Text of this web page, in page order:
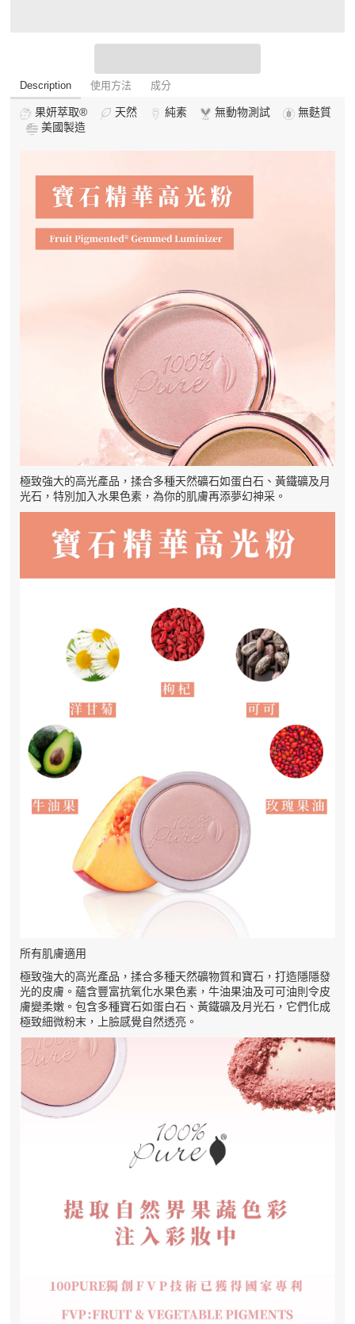
Description 使用方法 成分
果妍萃取® 天然 純素 無動物測試
無麩質
美國製造
極致強大的高光產品，揉合多種天然礦石如蛋白石、黃鐵礦及月
光石，特別加入水果色素，為你的肌膚再添夢幻神采。
所有肌膚適用
極致強大的高光產品，揉合多種天然礦物質和寶石，打造隱隱發
光的皮膚。蘊含豐富抗氧化水果色素，牛油果油及可可油則令皮
膚變柔嫩。包含多種寶石如蛋白石、黃鐵礦及月光石，它們化成
極致細微粉末，上臉感覺自然透亮。